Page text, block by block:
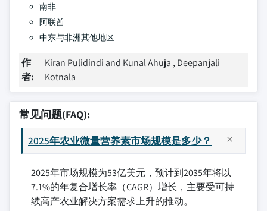
南非
阿联酋
中东与非洲其他地区
作
者:
Kiran Pulidindi and Kunal Ahuja , Deepanjali
Kotnala
常见问题(FAQ):
2025年农业微量营养素市场规模是多少？
2025年市场规模为53亿美元，预计到2035年将以
7.1%的年复合增长率（CAGR）增长，主要受可持
续高产农业解决方案需求上升的推动。